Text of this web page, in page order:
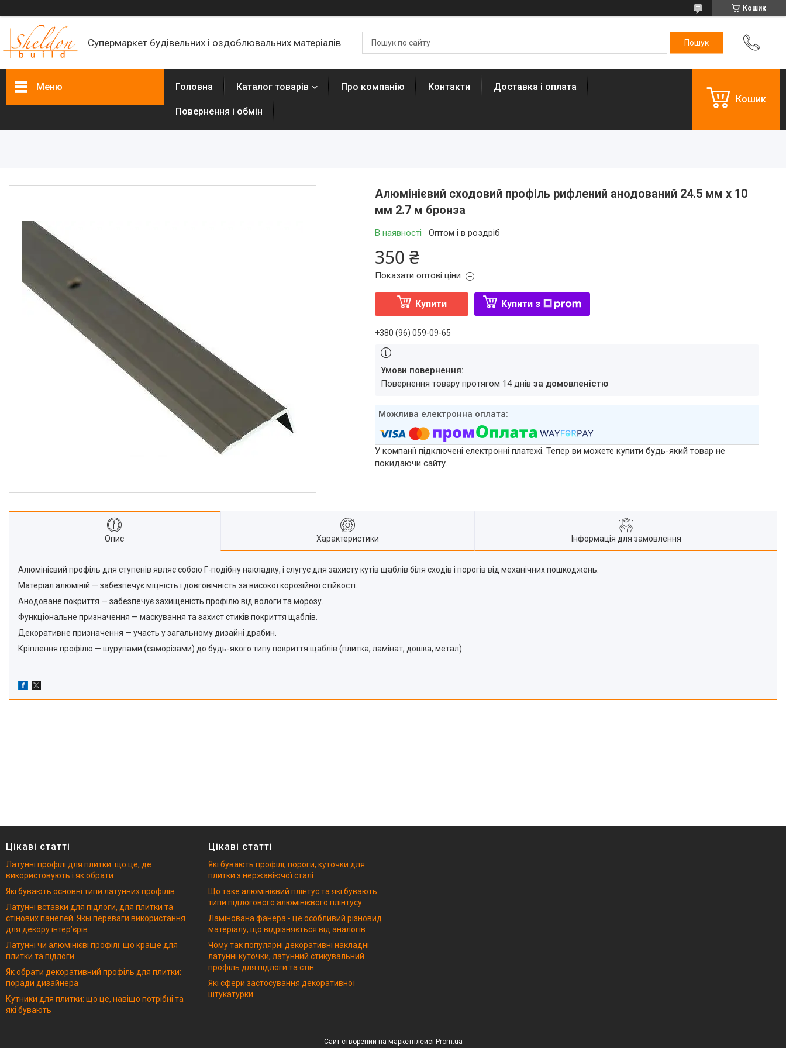
Кошик
Супермаркет будівельних і оздоблювальних матеріалів
Меню Головна Каталог товарів Про компанію Контакти Доставка і оплата
Повернення і обмін
Кошик
Алюмінієвий сходовий профіль рифлений анодований 24.5 мм х 10
мм 2.7 м бронза
В наявності Оптом і в роздріб
350 ₴
Показати оптові ціни
Купити Купити з
+380 (96) 059-09-65
повернення товару протягом 14 днівза домовленістю
У компанії підключені електронні платежі. Тепер ви можете купити будь-який товар не
покидаючи сайту.
Опис Характеристики Інформація для замовлення
Алюмінієвий профіль для ступенів являє собою Г-подібну накладку, і слугує для захисту кутів щаблів біля сходів і порогів від механічних пошкоджень.
Матеріал алюміній — забезпечує міцність і довговічність за високої корозійної стійкості.
Анодоване покриття — забезпечує захищеність профілю від вологи та морозу.
Функціональне призначення — маскування та захист стиків покриття щаблів.
Декоративне призначення — участь у загальному дизайні драбин.
Кріплення профілю — шурупами (саморізами) до будь-якого типу покриття щаблів (плитка, ламінат, дошка, метал).
Цікаві статті
Латунні профілі для плитки: що це, де
використовують і як обрати
Які бувають основні типи латунних профілів
Латунні вставки для підлоги, для плитки та
стінових панелей. Якы переваги використання
для декору інтерʼєрів
Латунні чи алюмінієві профілі: що краще для
плитки та підлоги
Як обрати декоративний профіль для плитки:
поради дизайнера
Кутники для плитки: що це, навіщо потрібні та
які бувають
Цікаві статті
Які бувають профілі, пороги, куточки для
плитки з нержавіючої сталі
Що таке алюмінієвий плінтус та які бувають
типи підлогового алюмінієвого плінтусу
Ламінована фанера - це особливий різновид
матеріалу, що відрізняється від аналогів
Чому так популярні декоративні накладні
латунні куточки, латунний стикувальний
профіль для підлоги та стін
Які сфери застосування декоративної
штукатурки
Сайт створений на маркетплейсі Prom.ua